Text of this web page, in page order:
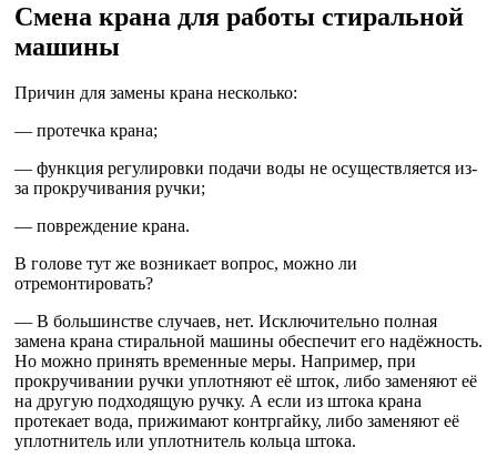
Смена крана для работы стиральной
машины
Причин для замены крана несколько:
— протечка крана;
— функция регулировки подачи воды не осуществляется из-
за прокручивания ручки;
— повреждение крана.
В голове тут же возникает вопрос, можно ли
отремонтировать?
— В большинстве случаев, нет. Исключительно полная
замена крана стиральной машины обеспечит его надёжность.
Но можно принять временные меры. Например, при
прокручивании ручки уплотняют её шток, либо заменяют её
на другую подходящую ручку. А если из штока крана
протекает вода, прижимают контргайку, либо заменяют её
уплотнитель или уплотнитель кольца штока.